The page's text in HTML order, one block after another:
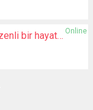
Online
Marseille de yaşıyorum düzenli bir hayatım var